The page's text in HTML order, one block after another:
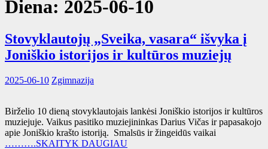
Diena: 2025-06-10
Stovyklautojų „Sveika, vasara“ išvyka į
Joniškio istorijos ir kultūros muziejų
2025-06-10 Zgimnazija
Birželio 10 dieną stovyklautojais lankėsi Joniškio istorijos ir kultūros
muziejuje. Vaikus pasitiko muziejininkas Darius Vičas ir papasakojo
apie Joniškio krašto istoriją. Smalsūs ir žingeidūs vaikai
……….SKAITYK DAUGIAU